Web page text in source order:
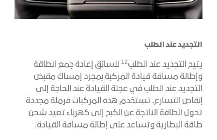
التجديد عند الطلب
يتيح التجديد عند الطلب12 للسائق إعادة جمع الطاقة
وإطالة مسافة قيادة المركبة بمجرد إمساك مقبض
التجديد عند الطلب في عجلة القيادة عند الحاجة إلى
إنقاص التسارع. تستخدم هذه المركبات فرملة مجددة
تحول الطاقة الناتجة عن الكبح إلى كهرباء تعيد شحن
طاقة البطارية وتساعد على إطالة مسافة القيادة.